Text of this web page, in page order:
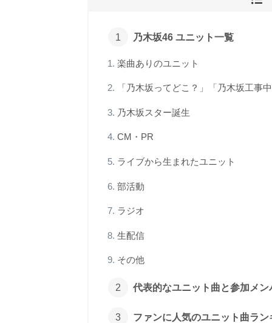
乃木坂46 ユニット一覧
楽曲ありのユニット
「乃木坂ってどこ？」「乃木坂工事
乃木坂スター誕生
CM・PR
ライブから生まれたユニット
部活動
ラジオ
生配信
その他
代表的なユニット曲と参加メン
ファンに人気のユニット曲ラン